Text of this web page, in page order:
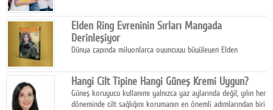
Elden Ring Evreninin Sırları Mangada
Derinleşiyor
Dünya çapında milyonlarca oyuncuyu büyüleyen Elden
aksiyonu ve karanlık fantastik atmosferi bir araya getirmeyi
sürdürüyor.
Hangi Cilt Tipine Hangi Güneş Kremi Uygun?
Güneş koruyucu kullanımı yalnızca yaz aylarında değil, yılın her
döneminde cilt sağlığını korumanın en önemli adımlarından biri